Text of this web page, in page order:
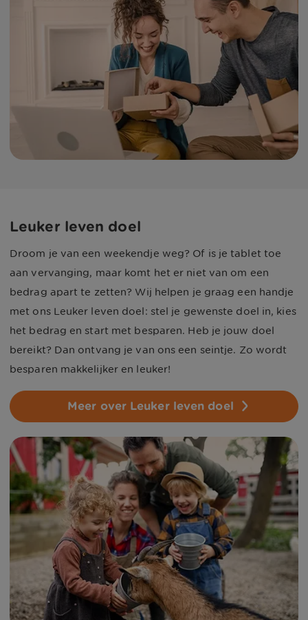
Leuker leven doel
Droom je van een weekendje weg? Of is je tablet toe
aan vervanging, maar komt het er niet van om een
bedrag apart te zetten? Wij helpen je graag een handje
met ons Leuker leven doel: stel je gewenste doel in, kies
het bedrag en start met besparen. Heb je jouw doel
bereikt? Dan ontvang je van ons een seintje. Zo wordt
besparen makkelijker en leuker!
Meer over Leuker leven doel